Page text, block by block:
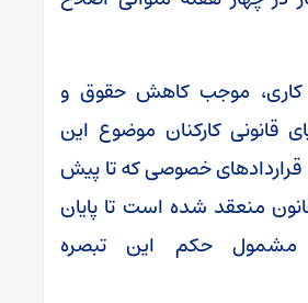
موجب کاهش حقوق و
قانونی کارکنان موضوع این
قرارداد‌های خصوصی که تا پیش
منعقد شده است تا پایان
مشمول حکم این تبصره